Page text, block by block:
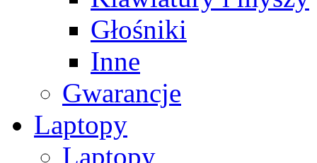
Głośniki
Inne
Gwarancje
Laptopy
Laptopy